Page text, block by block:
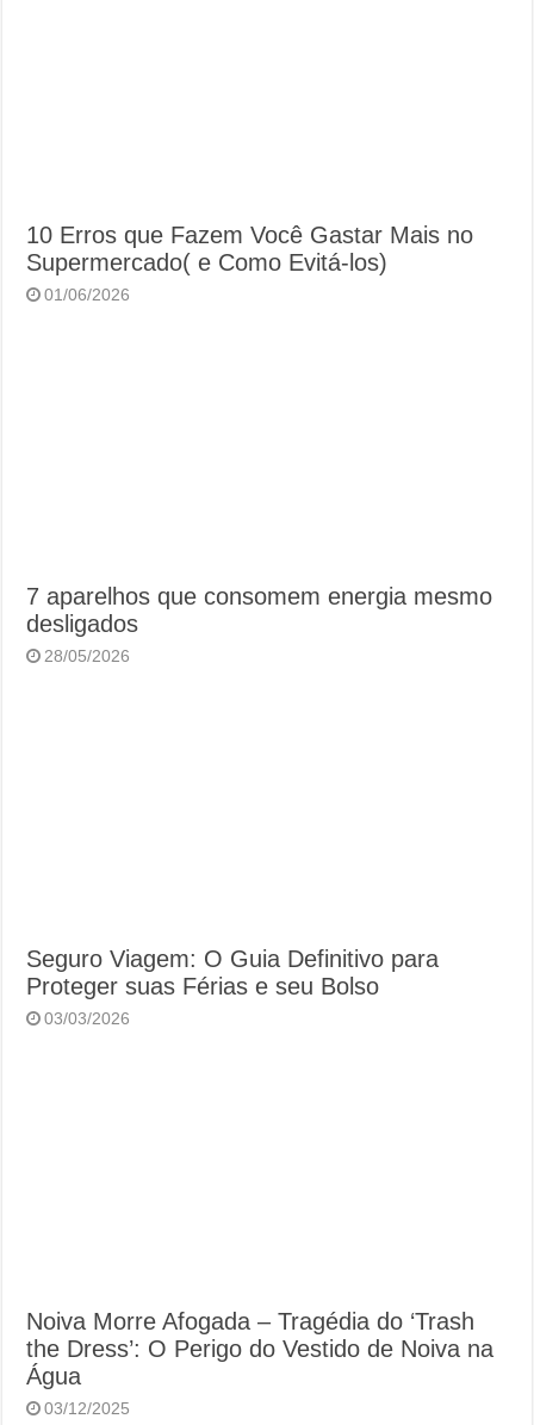
10 Erros que Fazem Você Gastar Mais no
Supermercado( e Como Evitá-los)
01/06/2026
7 aparelhos que consomem energia mesmo
desligados
28/05/2026
Seguro Viagem: O Guia Definitivo para
Proteger suas Férias e seu Bolso
03/03/2026
Noiva Morre Afogada – Tragédia do ‘Trash
the Dress’: O Perigo do Vestido de Noiva na
Água
03/12/2025